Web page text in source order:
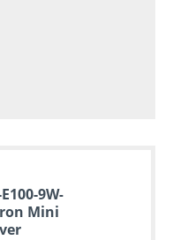
9W-
Mini